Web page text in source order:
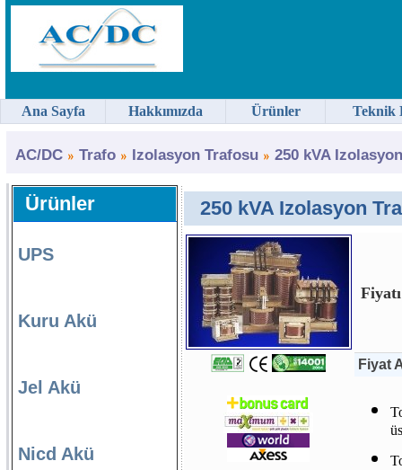
AC/DC Trafo Izolasyon Trafosu 250 kVA
Ürünler
UPS
Kuru Akü
Jel Akü
Nicd Akü
250 kVA Izolasyon
Fiyat
Ana Sayfa Hakkımızda Ürünler Teknik